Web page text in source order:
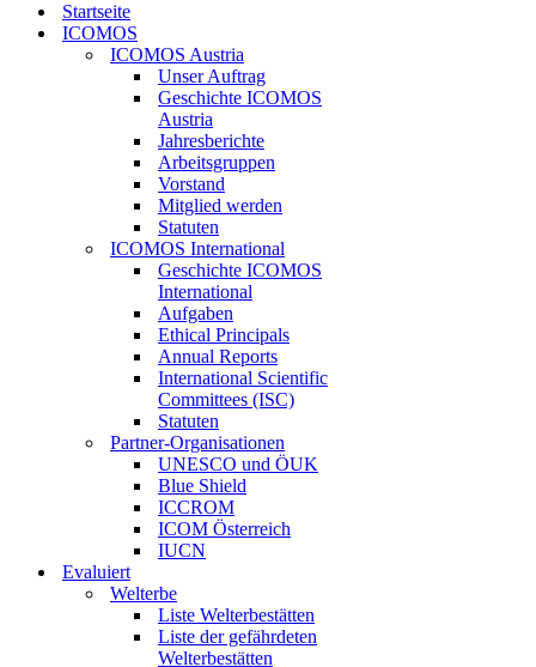
Startseite
ICOMOS
ICOMOS Austria
Unser Auftrag
Geschichte ICOMOS
Austria
Jahresberichte
Arbeitsgruppen
Vorstand
Mitglied werden
Statuten
ICOMOS International
Geschichte ICOMOS
International
Aufgaben
Ethical Principals
Annual Reports
International Scientific
Committees (ISC)
Statuten
Partner-Organisationen
UNESCO und ÖUK
Blue Shield
ICCROM
ICOM Österreich
IUCN
Evaluiert
Welterbe
Liste Welterbestätten
Liste der gefährdeten
Welterbestätten